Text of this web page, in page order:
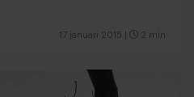
17 januari 2015 2 min